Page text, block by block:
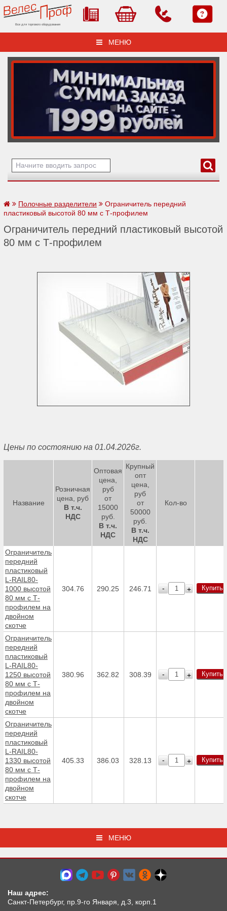
Все для торгового оборудования
МЕНЮ
Полочные разделители
Ограничитель передний
пластиковый высотой 80 мм с Т-профилем
Ограничитель передний пластиковый высотой
80 мм с Т-профилем
Цены по состоянию на 01.04.2026г.
Название
Розничная
цена, руб
В т.ч.
НДС
Оптовая
цена,
руб
от
15000
руб.
В т.ч.
НДС
Крупный
опт
цена,
руб
от
50000
руб.
В т.ч.
НДС
Кол-во
Ограничитель
передний
пластиковый
L-RAIL80-
1000 высотой
80 мм с Т-
профилем на
двойном
скотче
304.76 290.25 246.71 - + Купить
Ограничитель
передний
пластиковый
L-RAIL80-
1250 высотой
80 мм с Т-
профилем на
двойном
скотче
380.96 362.82 308.39 - + Купить
Ограничитель
передний
пластиковый
L-RAIL80-
1330 высотой
80 мм с Т-
профилем на
двойном
скотче
405.33 386.03 328.13 - + Купить
МЕНЮ
Наш адрес:
Санкт-Петербург, пр.9-го Января, д.3, корп.1